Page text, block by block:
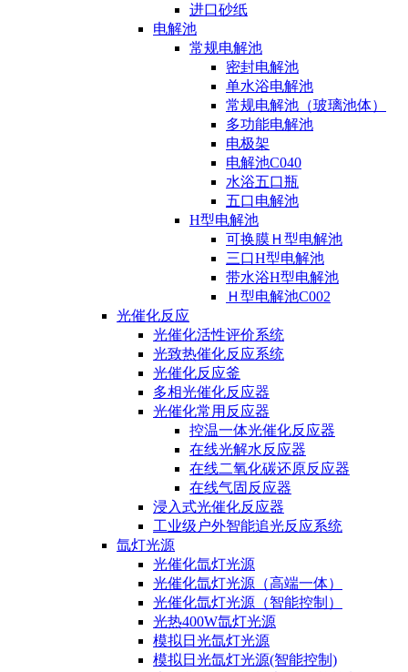
进口砂纸
电解池
常规电解池
密封电解池
单水浴电解池
常规电解池（玻璃池体）
多功能电解池
电极架
电解池C040
水浴五口瓶
五口电解池
H型电解池
可换膜Ｈ型电解池
三口H型电解池
带水浴H型电解池
Ｈ型电解池C002
光催化反应
光催化活性评价系统
光致热催化反应系统
光催化反应釜
多相光催化反应器
光催化常用反应器
控温一体光催化反应器
在线光解水反应器
在线二氧化碳还原反应器
在线气固反应器
浸入式光催化反应器
工业级户外智能追光反应系统
氙灯光源
光催化氙灯光源
光催化氙灯光源（高端一体）
光催化氙灯光源（智能控制）
光热400W氙灯光源
模拟日光氙灯光源
模拟日光氙灯光源(智能控制)